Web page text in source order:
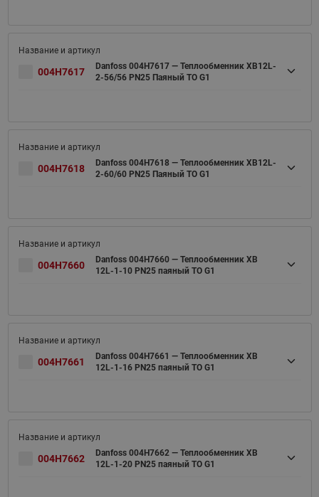
004H7617
Danfoss 004H7617 — Теплообменник XB12L-
2-56/56 PN25 Паяный ТО G1
004H7618
Danfoss 004H7618 — Теплообменник XB12L-
2-60/60 PN25 Паяный ТО G1
004H7660
Danfoss 004H7660 — Теплообменник XB
12L-1-10 PN25 паяный ТО G1
004H7661
Danfoss 004H7661 — Теплообменник XB
12L-1-16 PN25 паяный ТО G1
004H7662
Danfoss 004H7662 — Теплообменник XB
12L-1-20 PN25 паяный ТО G1